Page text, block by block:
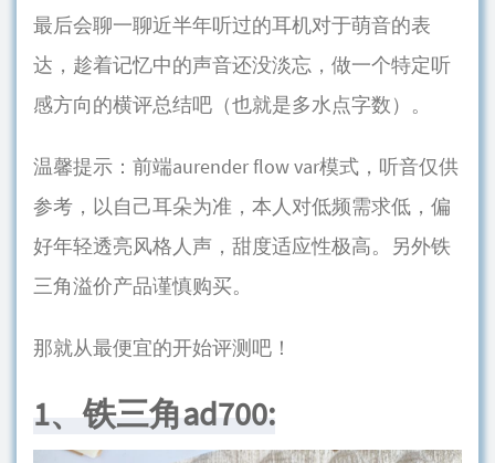
最后会聊一聊近半年听过的耳机对于萌音的表
达，趁着记忆中的声音还没淡忘，做一个特定听
感方向的横评总结吧（也就是多水点字数）。
温馨提示：前端aurender flow var模式，听音仅供
参考，以自己耳朵为准，本人对低频需求低，偏
好年轻透亮风格人声，甜度适应性极高。另外铁
三角溢价产品谨慎购买。
那就从最便宜的开始评测吧！
1、铁三角ad700: